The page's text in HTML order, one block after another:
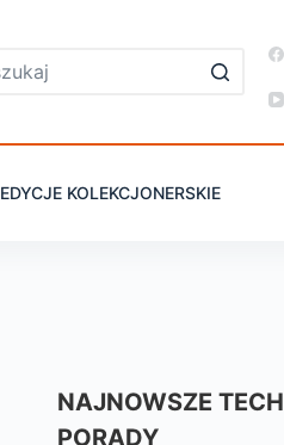
EDYCJE KOLEKCJONERSKIE
NAJNOWSZE TECH
PORADY